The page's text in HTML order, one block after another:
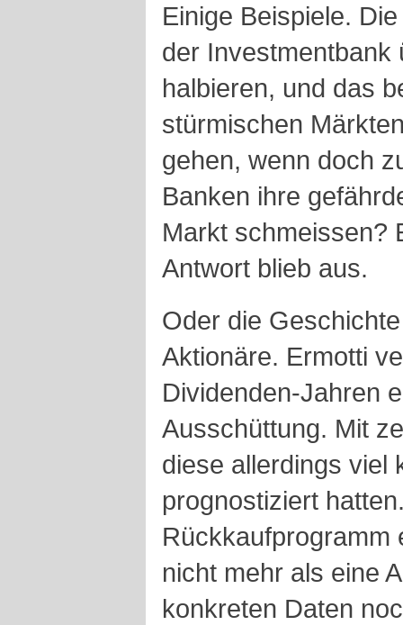
Einige Beispiele.
der Investmentbank
halbieren, und das
stürmischen
gehen, wenn doch
Banken ihre
Markt schmeissen?
Antwort blieb aus.
Oder die
Aktionäre. Ermotti
Dividenden-Jahren
Ausschüttung. Mit
diese allerdings viel
prognostiziert
Rückkaufprogramm
nicht mehr als eine
konkreten Daten